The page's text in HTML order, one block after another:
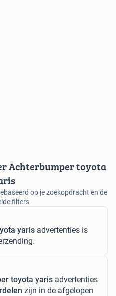
Achterbumper toyota
op je zoekopdracht en de
filters
yaris advertenties is
toyota yaris advertenties
zijn in de afgelopen